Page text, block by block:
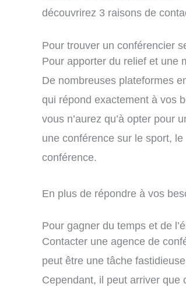
découvrirez 3 raisons de
Pour trouver un conférencier
Pour apporter du relief et une
De nombreuses plateformes
qui répond exactement à vos
vous n’aurez qu’à opter pour
une conférence sur le sport,
conférence.
En plus de répondre à vos
Pour gagner du temps et de
Contacter une agence de
peut être une tâche
Cependant, il peut arriver que